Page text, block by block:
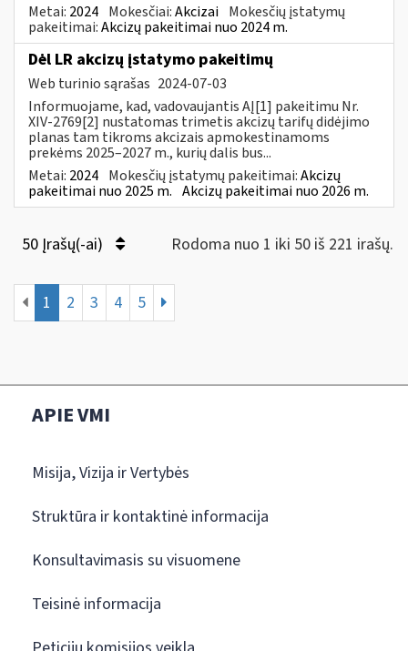
Metai: 2024 Mokesčiai:Akcizai Mokesčių įstatymų
pakeitimai:Akcizų pakeitimai nuo 2024 m.
Dėl LR akcizų įstatymo pakeitimų
Web turinio sąrašas 2024-07-03
Informuojame, kad, vadovaujantis AĮ[1] pakeitimu Nr.
XIV-2769[2] nustatomas trimetis akcizų tarifų didėjimo
planas tam tikroms akcizais apmokestinamoms
prekėms 2025–2027 m., kurių dalis bus...
Metai: 2024 Mokesčių įstatymų pakeitimai:Akcizų
pakeitimai nuo 2025 m. Akcizų pakeitimai nuo 2026 m.
50 Įrašų(-ai) Rodoma nuo 1 iki 50 iš 221 irašų.
1 2 3 4 5
APIE VMI
Misija, Vizija ir Vertybės
Struktūra ir kontaktinė informacija
Konsultavimasis su visuomene
Teisinė informacija